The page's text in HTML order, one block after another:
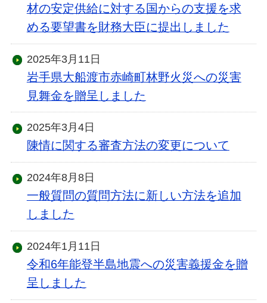
材の安定供給に対する国からの支援を求
める要望書を財務大臣に提出しました
2025年3月11日
岩手県大船渡市赤崎町林野火災への災害
見舞金を贈呈しました
2025年3月4日
陳情に関する審査方法の変更について
2024年8月8日
一般質問の質問方法に新しい方法を追加
しました
2024年1月11日
令和6年能登半島地震への災害義援金を贈
呈しました